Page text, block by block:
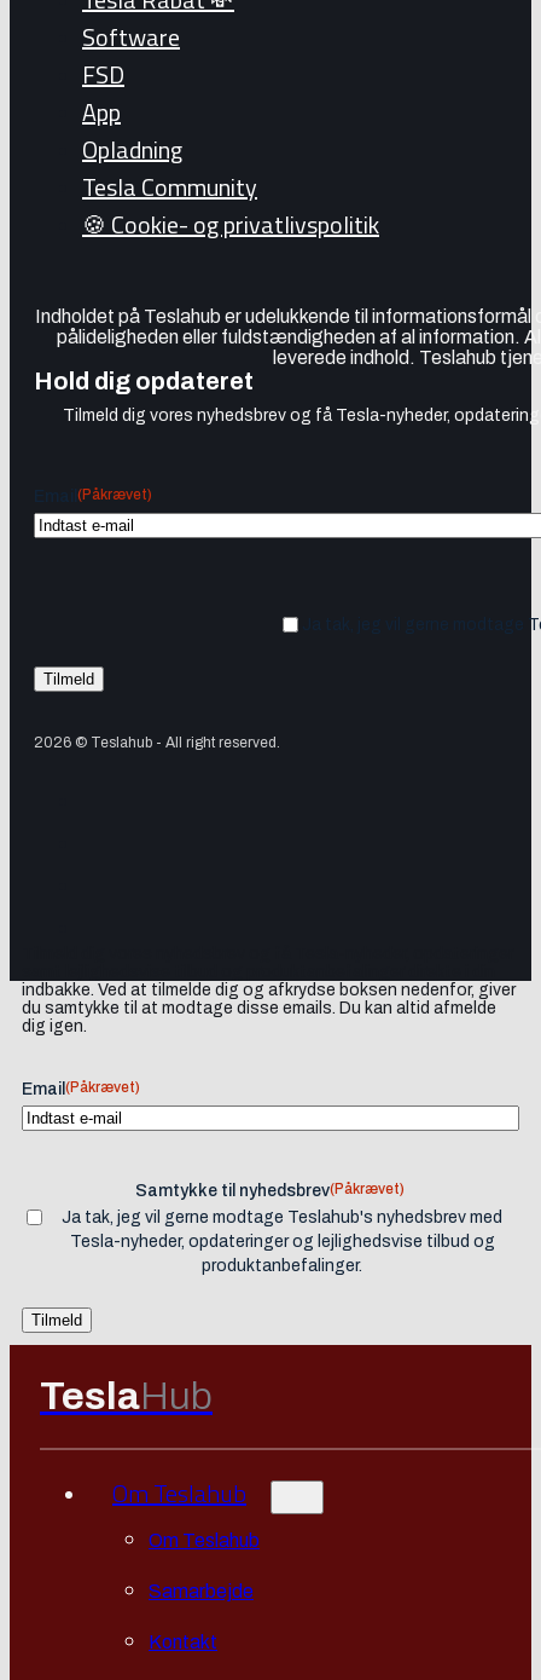
Software
FSD
App
Opladning
Tesla Community
🍪 Cookie- og privatlivspolitik
Indholdet på Teslahub er udelukkende til
pålideligheden eller fuldstændigheden af al information.
leverede indhold. Teslahub
Hold dig opdateret
Tilmeld dig vores nyhedsbrev og få Tesla-nyheder,
(Påkrævet)
Ja tak, jeg vil gerne modtage
2026 © Teslahub - All right reserved.
indbakke. Ved at tilmelde dig og afkrydse boksen nedenfor, giver
du samtykke til at modtage disse emails. Du kan altid afmelde
dig igen.
Email (Påkrævet)
Samtykke til nyhedsbrev(Påkrævet)
Ja tak, jeg vil gerne modtage Teslahub's nyhedsbrev med
Tesla-nyheder, opdateringer og lejlighedsvise tilbud og
produktanbefalinger.
TeslaHub
Om Teslahub
Om Teslahub
Samarbejde
Kontakt